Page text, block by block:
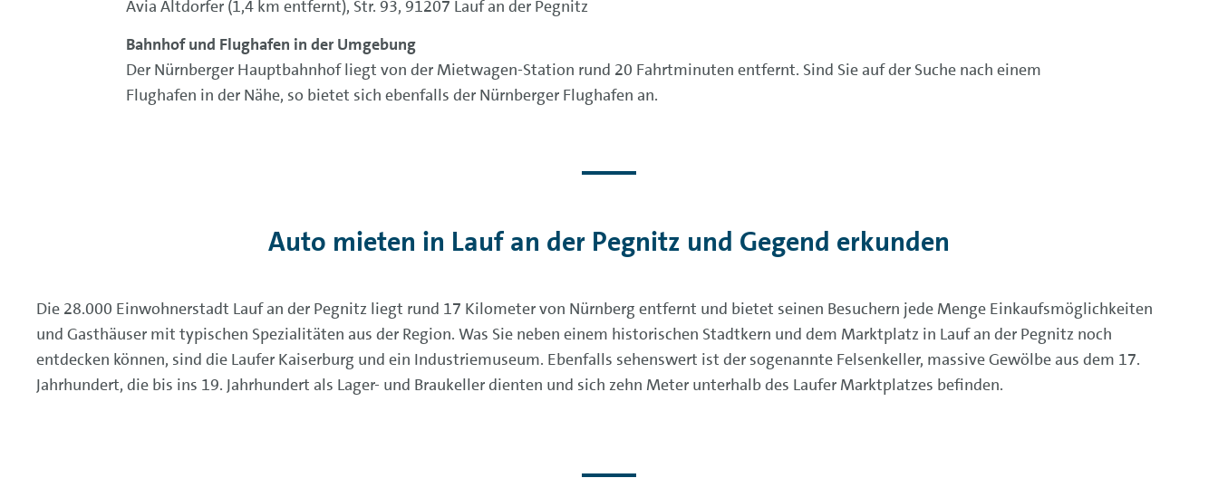
Avia Altdorfer (1,4 km entfernt), Str. 93, 91207 Lauf an der Pegnitz
Bahnhof und Flughafen in der Umgebung
Der Nürnberger Hauptbahnhof liegt von der Mietwagen-Station rund 20 Fahrtminuten entfernt. Sind Sie auf der Suche nach einem
Flughafen in der Nähe, so bietet sich ebenfalls der Nürnberger Flughafen an.
Auto mieten in Lauf an der Pegnitz und Gegend erkunden
Die 28.000 Einwohnerstadt Lauf an der Pegnitz liegt rund 17 Kilometer von Nürnberg entfernt und bietet seinen Besuchern jede Menge Einkaufsmöglichkeiten
und Gasthäuser mit typischen Spezialitäten aus der Region. Was Sie neben einem historischen Stadtkern und dem Marktplatz in Lauf an der Pegnitz noch
entdecken können, sind die Laufer Kaiserburg und ein Industriemuseum. Ebenfalls sehenswert ist der sogenannte Felsenkeller, massive Gewölbe aus dem 17.
Jahrhundert, die bis ins 19. Jahrhundert als Lager- und Braukeller dienten und sich zehn Meter unterhalb des Laufer Marktplatzes befinden.